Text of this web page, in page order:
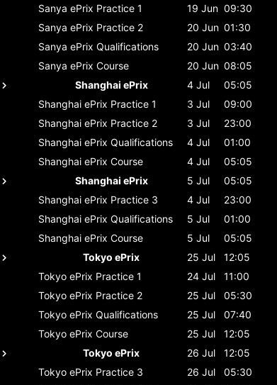
Sanya ePrix Practice 1 19 Jun 09:30
Sanya ePrix Practice 2 20 Jun 01:30
Sanya ePrix Qualifications 20 Jun 03:40
Sanya ePrix Course 20 Jun 08:05
Shanghai ePrix
4 Jul
05:05
Shanghai ePrix Practice 1 3 Jul
09:00
Shanghai ePrix Practice 2 3 Jul
23:00
Shanghai ePrix Qualifications 4 Jul
01:00
Shanghai ePrix Course 4 Jul
05:05
Shanghai ePrix
5 Jul
05:05
Shanghai ePrix Practice 3 4 Jul
23:00
Shanghai ePrix Qualifications 5 Jul
01:00
Shanghai ePrix Course 5 Jul
05:05
Tokyo ePrix
25 Jul
12:05
Tokyo ePrix Practice 1 24 Jul
11:00
Tokyo ePrix Practice 2 25 Jul
05:30
Tokyo ePrix Qualifications 25 Jul
07:40
Tokyo ePrix Course 25 Jul
12:05
Tokyo ePrix
26 Jul
12:05
Tokyo ePrix Practice 3 26 Jul
05:30